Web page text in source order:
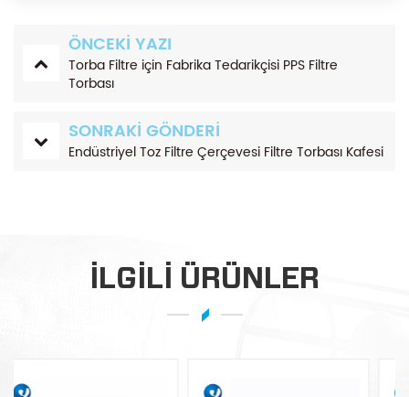
ÖNCEKI YAZI
Torba Filtre için Fabrika Tedarikçisi PPS Filtre
Torbası
SONRAKI GÖNDERI
Endüstriyel Toz Filtre Çerçevesi Filtre Torbası Kafesi
ILGILI ÜRÜNLER